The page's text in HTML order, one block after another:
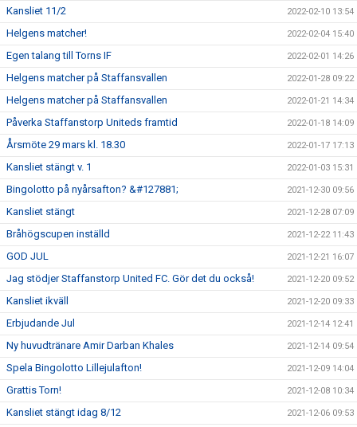
Kansliet 11/2 2022-02-10 13:54
Helgens matcher! 2022-02-04 15:40
Egen talang till Torns IF 2022-02-01 14:26
Helgens matcher på Staffansvallen 2022-01-28 09:22
Helgens matcher på Staffansvallen 2022-01-21 14:34
Påverka Staffanstorp Uniteds framtid 2022-01-18 14:09
Årsmöte 29 mars kl. 18.30 2022-01-17 17:13
Kansliet stängt v. 1 2022-01-03 15:31
Bingolotto på nyårsafton? &#127881; 2021-12-30 09:56
Kansliet stängt 2021-12-28 07:09
Bråhögscupen inställd 2021-12-22 11:43
GOD JUL 2021-12-21 16:07
Jag stödjer Staffanstorp United FC. Gör det du också! 2021-12-20 09:52
Kansliet ikväll 2021-12-20 09:33
Erbjudande Jul 2021-12-14 12:41
Ny huvudtränare Amir Darban Khales 2021-12-14 09:54
Spela Bingolotto Lillejulafton! 2021-12-09 14:04
Grattis Torn! 2021-12-08 10:34
Kansliet stängt idag 8/12 2021-12-06 09:53